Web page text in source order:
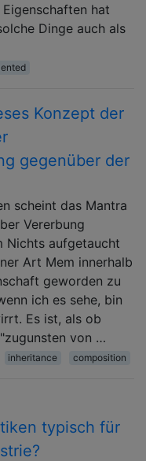
hat
Dinge auch als
Konzept der
gegenüber der
scheint das Mantra
Vererbung
Nichts aufgetaucht
Art Mem innerhalb
geworden zu
ich es sehe, bin
Es ist, als ob
von …
inheritance composition
typisch für